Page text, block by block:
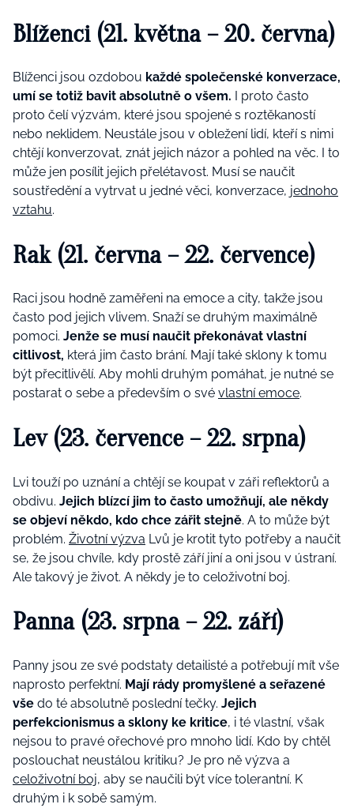
Blíženci (21. května – 20. června)
Blíženci jsou ozdobou každé společenské konverzace,
umí se totiž bavit absolutně o všem.
I proto často
proto čelí výzvám, které jsou spojené s roztěkaností
nebo neklidem. Neustále jsou v obležení lidí, kteří s nimi
chtějí konverzovat, znát jejich názor a pohled na věc. I to
může jen posílit jejich přelétavost. Musí se naučit
soustředění a vytrvat u jedné věci, konverzace, jednoho
vztahu.
Rak (21. června – 22. července)
Raci jsou hodně zaměřeni na emoce a city, takže jsou
často pod jejich vlivem. Snaží se druhým maximálně
pomoci. Jenže se musí naučit překonávat vlastní
citlivost, která jim často brání. Mají také sklony k tomu
být přecitlivělí. Aby mohli druhým pomáhat, je nutné se
postarat o sebe a především o své vlastní emoce.
Lev (23. července – 22. srpna)
Lvi touží po uznání a chtějí se koupat v záři reflektorů a
obdivu. Jejich blízcí jim to často umožňují, ale někdy
se objeví někdo, kdo chce zářit stejně. A to může být
problém. Životní výzva Lvů je krotit tyto potřeby a naučit
se, že jsou chvíle, kdy prostě září jiní a oni jsou v ústraní.
Ale takový je život. A někdy je to celoživotní boj.
Panna (23. srpna – 22. září)
Panny jsou ze své podstaty detailisté a potřebují mít vše
naprosto perfektní. Mají rády promyšlené a seřazené
vše do té absolutně poslední tečky. Jejich
perfekcionismus a sklony ke kritice, i té vlastní, však
nejsou to pravé ořechové pro mnoho lidí. Kdo by chtěl
poslouchat neustálou kritiku? Je pro ně výzva a
celoživotní boj, aby se naučili být více tolerantní. K
druhým i k sobě samým.